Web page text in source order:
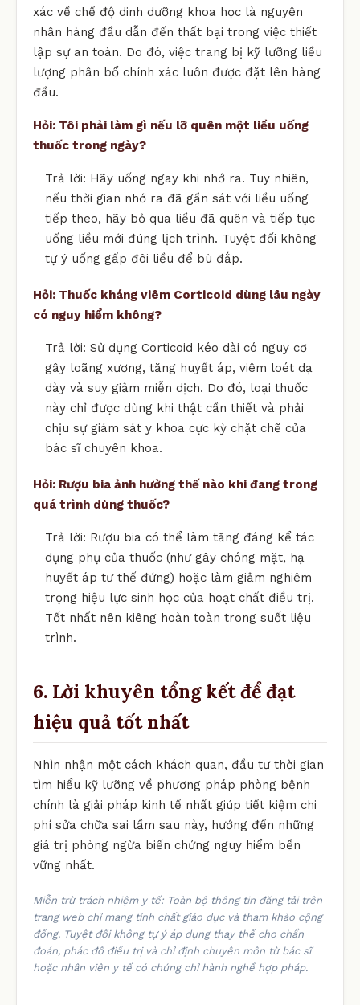
xác về chế độ dinh dưỡng khoa học là nguyên
nhân hàng đầu dẫn đến thất bại trong việc thiết
lập sự an toàn. Do đó, việc trang bị kỹ lưỡng liều
lượng phân bổ chính xác luôn được đặt lên hàng
đầu.
Hỏi: Tôi phải làm gì nếu lỡ quên một liều uống
thuốc trong ngày?
Trả lời: Hãy uống ngay khi nhớ ra. Tuy nhiên,
nếu thời gian nhớ ra đã gần sát với liều uống
tiếp theo, hãy bỏ qua liều đã quên và tiếp tục
uống liều mới đúng lịch trình. Tuyệt đối không
tự ý uống gấp đôi liều để bù đắp.
Hỏi: Thuốc kháng viêm Corticoid dùng lâu ngày
có nguy hiểm không?
Trả lời: Sử dụng Corticoid kéo dài có nguy cơ
gây loãng xương, tăng huyết áp, viêm loét dạ
dày và suy giảm miễn dịch. Do đó, loại thuốc
này chỉ được dùng khi thật cần thiết và phải
chịu sự giám sát y khoa cực kỳ chặt chẽ của
bác sĩ chuyên khoa.
Hỏi: Rượu bia ảnh hưởng thế nào khi đang trong
quá trình dùng thuốc?
Trả lời: Rượu bia có thể làm tăng đáng kể tác
dụng phụ của thuốc (như gây chóng mặt, hạ
huyết áp tư thế đứng) hoặc làm giảm nghiêm
trọng hiệu lực sinh học của hoạt chất điều trị.
Tốt nhất nên kiêng hoàn toàn trong suốt liệu
trình.
6. Lời khuyên tổng kết để đạt
hiệu quả tốt nhất
Nhìn nhận một cách khách quan, đầu tư thời gian
tìm hiểu kỹ lưỡng về phương pháp phòng bệnh
chính là giải pháp kinh tế nhất giúp tiết kiệm chi
phí sửa chữa sai lầm sau này, hướng đến những
giá trị phòng ngừa biến chứng nguy hiểm bền
vững nhất.
Miễn trừ trách nhiệm y tế: Toàn bộ thông tin đăng tải trên
trang web chỉ mang tính chất giáo dục và tham khảo cộng
đồng. Tuyệt đối không tự ý áp dụng thay thế cho chẩn
đoán, phác đồ điều trị và chỉ định chuyên môn từ bác sĩ
hoặc nhân viên y tế có chứng chỉ hành nghề hợp pháp.